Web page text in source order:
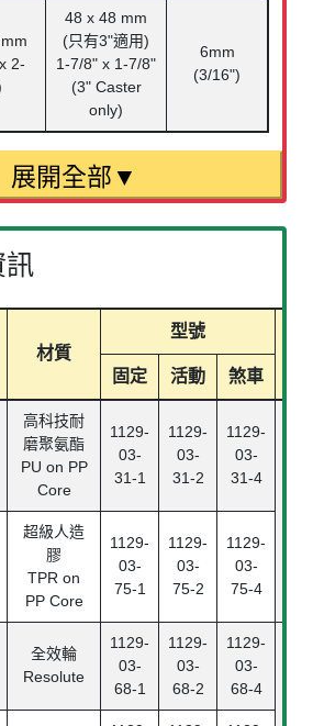
2-
48 x 48 mm
(只有3"適用)
1-7/8" x 1-7/8"
(3" Caster
only)
6mm
(3/16")
訊
材質
型號
固定
活動 煞車
高科技耐
磨聚氨酯
PU on PP
Core
1129-
03-
31-1
1129-
03-
31-2
1129-
03-
31-4
超級人造
膠
TPR on
PP Core
1129-
03-
75-1
1129-
03-
75-2
1129-
03-
75-4
全效輪
Resolute
1129-
03-
68-1
1129-
03-
68-2
1129-
03-
68-4